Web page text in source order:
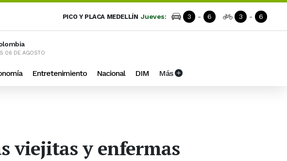
PICO Y PLACA MEDELLÍN Jueves: 3 - 6 3 - 6
06 DE AGOSTO
Entretenimiento Nacional DIM Más
viejitas y enfermas